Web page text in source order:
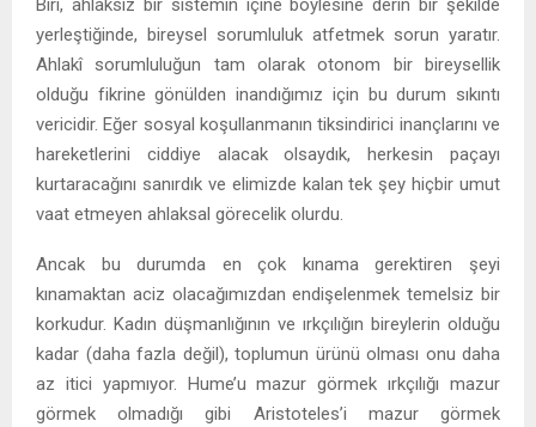
Biri, ahlaksız bir sistemin içine böylesine derin bir şekilde
yerleştiğinde, bireysel sorumluluk atfetmek sorun yaratır.
Ahlakî sorumluluğun tam olarak otonom bir bireysellik
olduğu fikrine gönülden inandığımız için bu durum sıkıntı
vericidir. Eğer sosyal koşullanmanın tiksindirici inançlarını ve
hareketlerini ciddiye alacak olsaydık, herkesin paçayı
kurtaracağını sanırdık ve elimizde kalan tek şey hiçbir umut
vaat etmeyen ahlaksal görecelik olurdu.
Ancak bu durumda en çok kınama gerektiren şeyi
kınamaktan aciz olacağımızdan endişelenmek temelsiz bir
korkudur. Kadın düşmanlığının ve ırkçılığın bireylerin olduğu
kadar (daha fazla değil), toplumun ürünü olması onu daha
az itici yapmıyor. Hume’u mazur görmek ırkçılığı mazur
görmek olmadığı gibi Aristoteles’i mazur görmek